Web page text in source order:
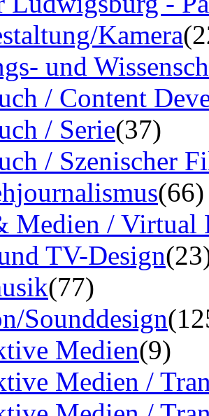
Kamera
und
/ Content
/ Serie(37)
/ Szenischer
(66)
Medien / Virtual
TV-Design
(77)
Sounddesign
Medien(9)
Medien /